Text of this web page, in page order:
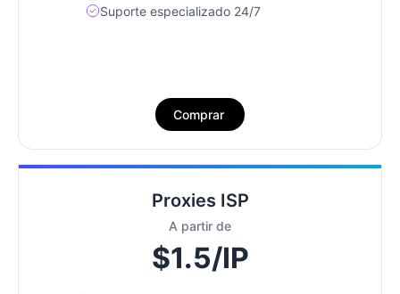
Suporte especializado 24/7
Comprar
Proxies ISP
A partir de
$1.5/IP